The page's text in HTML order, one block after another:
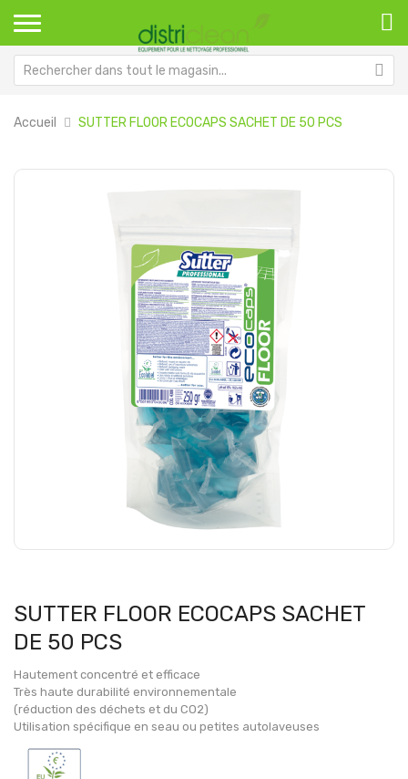
Accueil SUTTER FLOOR ECOCAPS SACHET DE 50 PCS
Passer
SUTTER FLOOR ECOCAPS SACHET
DE 50 PCS
Hautement concentré et efficace
Très haute durabilité environnementale
(réduction des déchets et du CO2)
Utilisation spécifique en seau ou petites autolaveuses